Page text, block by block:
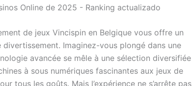
de jeux Vincispin en Belgique vous offre un
Imaginez-vous plongé dans une
avancée se mêle à une sélection diversifiée
à sous numériques fascinantes aux jeux de
tous les goûts. Mais l’expérience ne s’arrête pas